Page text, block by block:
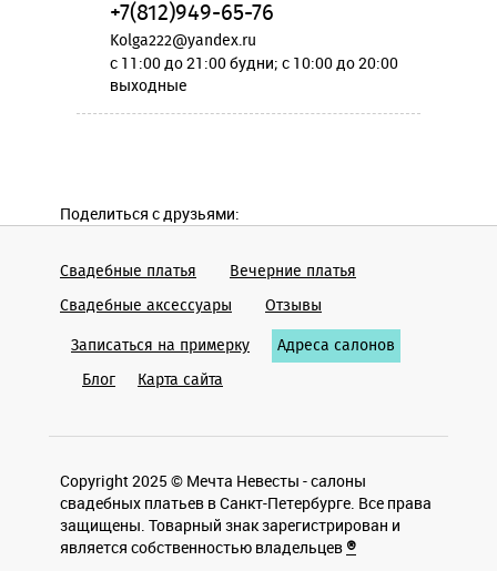
+7(812)949-65-76
Kolga222@yandex.ru
c 11:00 до 21:00 будни; c 10:00 до 20:00
выходные
Поделиться с друзьями:
Свадебные платья Вечерние платья
Cвадебные аксессуары Отзывы
Записаться на примерку Адреса салонов
Блог Карта сайта
Copyright 2025 © Мечта Невесты - салоны
свадебных платьев в Санкт-Петербурге. Все права
защищены. Товарный знак зарегистрирован и
является собственностью владельцев ®